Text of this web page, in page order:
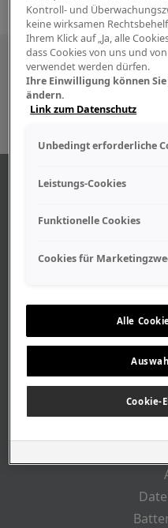
Besuchen Sie
Kontroll- und
keine wirksamen
Ihrem Klick auf „Ja, alle
dass Cookies von uns und
verwendet werden dürfen.
Ihre Einwilligung können
ändern.
Link zum Datenschutz
Unbedingt erforderliche
Leistungs-Cookies
Funktionelle Cookies
Cookies für
Alle
Cookie-